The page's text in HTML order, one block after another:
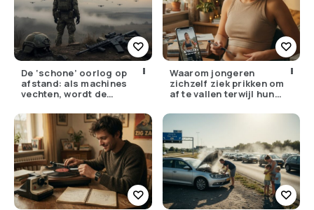
De ‘schone’ oorlog op
afstand: als machines
vechten, wordt de
lager
Waarom jongeren
zichzelf ziek prikken om
af te vallen terwijl hun
bellen